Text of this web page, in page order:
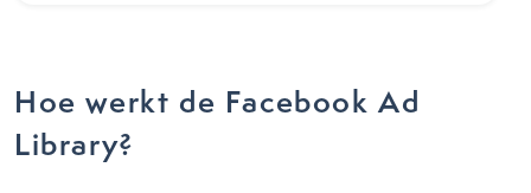
Hoe werkt de Facebook Ad
Library?